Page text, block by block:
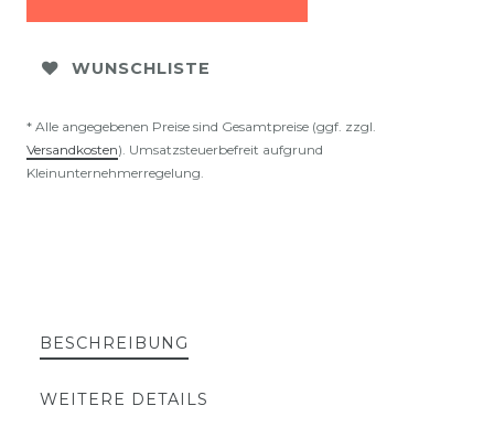
WUNSCHLISTE
* Alle angegebenen Preise sind Gesamtpreise (ggf. zzgl.
Versandkosten). Umsatzsteuerbefreit aufgrund
Kleinunternehmerregelung.
BESCHREIBUNG
WEITERE DETAILS